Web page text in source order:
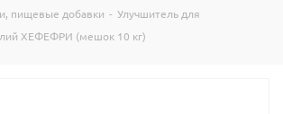
пищевые добавки - Улучшитель для
ХЕФЕФРИ (мешок 10 кг)